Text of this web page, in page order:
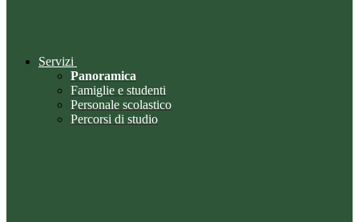
Servizi
Panoramica
Famiglie e studenti
Personale scolastico
Percorsi di studio